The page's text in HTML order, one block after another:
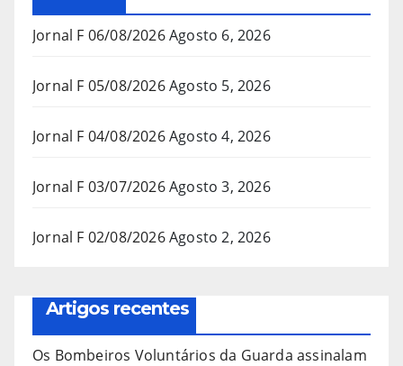
Jornal F 06/08/2026Agosto 6, 2026
Jornal F 05/08/2026Agosto 5, 2026
Jornal F 04/08/2026Agosto 4, 2026
Jornal F 03/07/2026Agosto 3, 2026
Jornal F 02/08/2026Agosto 2, 2026
Artigos recentes
Os Bombeiros Voluntários da Guarda assinalam